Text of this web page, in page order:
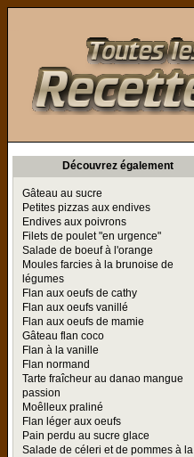
Découvrez également
Gâteau au sucre
Petites pizzas aux endives
Endives aux poivrons
Filets de poulet "en urgence"
Salade de boeuf à l'orange
Moules farcies à la brunoise de
légumes
Flan aux oeufs de cathy
Flan aux oeufs vanillé
Flan aux oeufs de mamie
Gâteau flan coco
Flan à la vanille
Flan normand
Tarte fraîcheur au danao mangue
passion
Moêlleux praliné
Flan léger aux oeufs
Pain perdu au sucre glace
Salade de céleri et de pommes à la